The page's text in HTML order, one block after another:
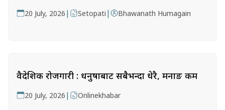
20 July, 2026 | Setopati | Bhawanath Humagain
वैदेशिक रोजगारी : धनुषाबाट सबैभन्दा धेरै, मनाङ कम
20 July, 2026 | Onlinekhabar